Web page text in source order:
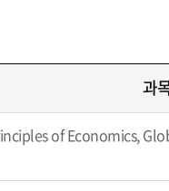
과
of Economics,